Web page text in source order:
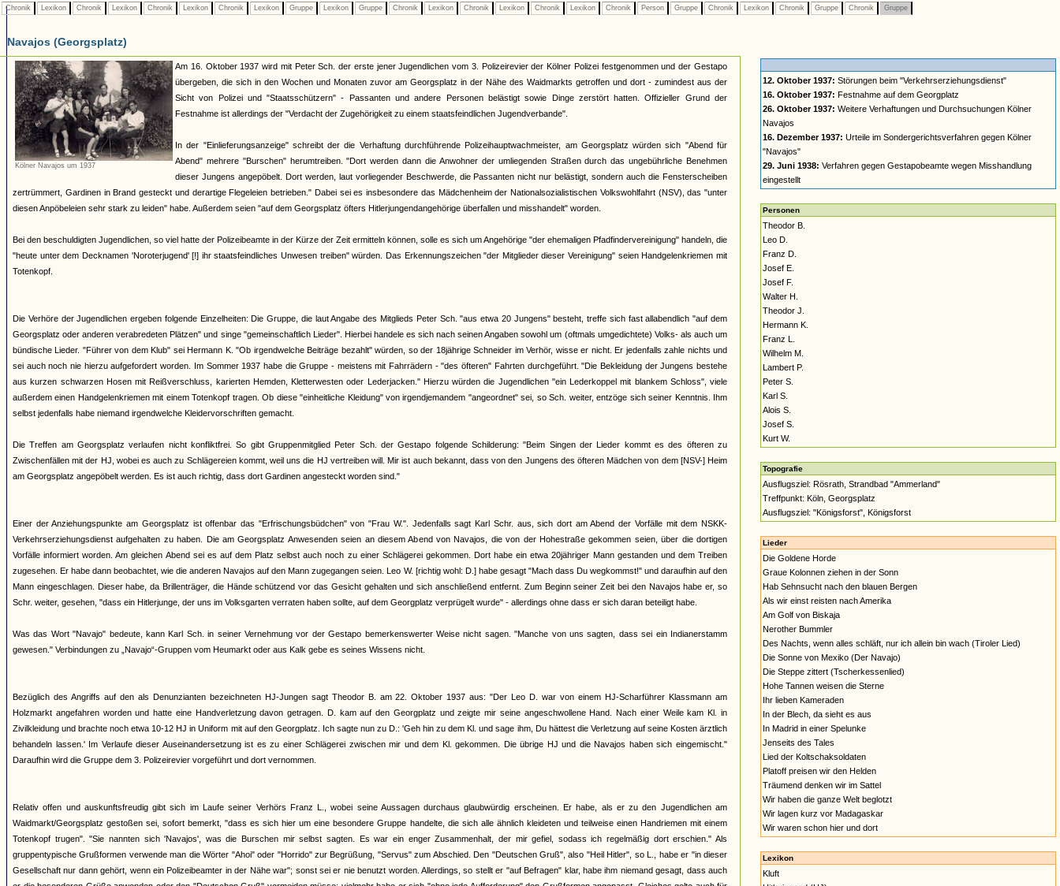
Chronik Lexikon Chronik Lexikon Chronik Lexikon Chronik Lexikon Gruppe Lexikon Gruppe Chronik Lexikon Chronik Lexikon Chronik Lexikon Chronik Person Gruppe Chronik Lexikon Chronik Gruppe Chronik Gruppe
Navajos (Georgsplatz)
Kölner Navajos um 1937
Am 16. Oktober 1937 wird mit Peter Sch. der erste jener Jugendlichen vom 3. Polizeirevier der Kölner Polizei festgenommen und der Gestapo
übergeben, die sich in den Wochen und Monaten zuvor am Georgsplatz in der Nähe des Waidmarkts getroffen und dort - zumindest aus der
Sicht von Polizei und "Staatsschützern" - Passanten und andere Personen belästigt sowie Dinge zerstört hatten. Offizieller Grund der
Festnahme ist allerdings der "Verdacht der Zugehörigkeit zu einem staatsfeindlichen Jugendverbande".
In der "Einlieferungsanzeige" schreibt der die Verhaftung durchführende Polizeihauptwachmeister, am Georgsplatz würden sich "Abend für
Abend" mehrere "Burschen" herumtreiben. "Dort werden dann die Anwohner der umliegenden Straßen durch das ungebührliche Benehmen
dieser Jungens angepöbelt. Dort werden, laut vorliegender Beschwerde, die Passanten nicht nur belästigt, sondern auch die Fensterscheiben
zertrümmert, Gardinen in Brand gesteckt und derartige Flegeleien betrieben." Dabei sei es insbesondere das Mädchenheim der Nationalsozialistischen Volkswohlfahrt (NSV), das "unter
diesen Anpöbeleien sehr stark zu leiden" habe. Außerdem seien "auf dem Georgsplatz öfters Hitlerjungendangehörige überfallen und misshandelt" worden.
Bei den beschuldigten Jugendlichen, so viel hatte der Polizeibeamte in der Kürze der Zeit ermitteln können, solle es sich um Angehörige "der ehemaligen Pfadfindervereinigung" handeln, die
"heute unter dem Decknamen 'Noroterjugend' [!] ihr staatsfeindliches Unwesen treiben" würden. Das Erkennungszeichen "der Mitglieder dieser Vereinigung" seien Handgelenkriemen mit
Totenkopf.
Die Verhöre der Jugendlichen ergeben folgende Einzelheiten: Die Gruppe, die laut Angabe des Mitglieds Peter Sch. "aus etwa 20 Jungens" besteht, treffe sich fast allabendlich "auf dem
Georgsplatz oder anderen verabredeten Plätzen" und singe "gemeinschaftlich Lieder". Hierbei handele es sich nach seinen Angaben sowohl um (oftmals umgedichtete) Volks- als auch um
bündische Lieder. "Führer von dem Klub" sei Hermann K. "Ob irgendwelche Beiträge bezahlt" würden, so der 18jährige Schneider im Verhör, wisse er nicht. Er jedenfalls zahle nichts und
sei auch noch nie hierzu aufgefordert worden. Im Sommer 1937 habe die Gruppe - meistens mit Fahrrädern - "des öfteren" Fahrten durchgeführt. "Die Bekleidung der Jungens bestehe
aus kurzen schwarzen Hosen mit Reißverschluss, karierten Hemden, Kletterwesten oder Lederjacken." Hierzu würden die Jugendlichen "ein Lederkoppel mit blankem Schloss", viele
außerdem einen Handgelenkriemen mit einem Totenkopf tragen. Ob diese "einheitliche Kleidung" von irgendjemandem "angeordnet" sei, so Sch. weiter, entzöge sich seiner Kenntnis. Ihm
selbst jedenfalls habe niemand irgendwelche Kleidervorschriften gemacht.
Die Treffen am Georgsplatz verlaufen nicht konfliktfrei. So gibt Gruppenmitglied Peter Sch. der Gestapo folgende Schilderung: "Beim Singen der Lieder kommt es des öfteren zu
Zwischenfällen mit der HJ, wobei es auch zu Schlägereien kommt, weil uns die HJ vertreiben will. Mir ist auch bekannt, dass von den Jungens des öfteren Mädchen von dem [NSV-] Heim
am Georgsplatz angepöbelt werden. Es ist auch richtig, dass dort Gardinen angesteckt worden sind."
Einer der Anziehungspunkte am Georgsplatz ist offenbar das "Erfrischungsbüdchen" von "Frau W.". Jedenfalls sagt Karl Schr. aus, sich dort am Abend der Vorfälle mit dem NSKK-
Verkehrserziehungsdienst aufgehalten zu haben. Die am Georgsplatz Anwesenden seien an diesem Abend von Navajos, die von der Hohestraße gekommen seien, über die dortigen
Vorfälle informiert worden. Am gleichen Abend sei es auf dem Platz selbst auch noch zu einer Schlägerei gekommen. Dort habe ein etwa 20jähriger Mann gestanden und dem Treiben
zugesehen. Er habe dann beobachtet, wie die anderen Navajos auf den Mann zugegangen seien. Leo W. [richtig wohl: D.] habe gesagt "Mach dass Du wegkommst!" und daraufhin auf den
Mann eingeschlagen. Dieser habe, da Brillenträger, die Hände schützend vor das Gesicht gehalten und sich anschließend entfernt. Zum Beginn seiner Zeit bei den Navajos habe er, so
Schr. weiter, gesehen, "dass ein Hitlerjunge, der uns im Volksgarten verraten haben sollte, auf dem Georgplatz verprügelt wurde" - allerdings ohne dass er sich daran beteiligt habe.
Was das Wort "Navajo" bedeute, kann Karl Sch. in seiner Vernehmung vor der Gestapo bemerkenswerter Weise nicht sagen. "Manche von uns sagten, dass sei ein Indianerstamm
gewesen." Verbindungen zu „Navajo“-Gruppen vom Heumarkt oder aus Kalk gebe es seines Wissens nicht.
Bezüglich des Angriffs auf den als Denunzianten bezeichneten HJ-Jungen sagt Theodor B. am 22. Oktober 1937 aus: "Der Leo D. war von einem HJ-Scharführer Klassmann am
Holzmarkt angefahren worden und hatte eine Handverletzung davon getragen. D. kam auf den Georgplatz und zeigte mir seine angeschwollene Hand. Nach einer Weile kam Kl. in
Zivilkleidung und brachte noch etwa 10-12 HJ in Uniform mit auf den Georgplatz. Ich sagte nun zu D.: 'Geh hin zu dem Kl. und sage ihm, Du hättest die Verletzung auf seine Kosten ärztlich
behandeln lassen.' Im Verlaufe dieser Auseinandersetzung ist es zu einer Schlägerei zwischen mir und dem Kl. gekommen. Die übrige HJ und die Navajos haben sich eingemischt."
Daraufhin wird die Gruppe dem 3. Polizeirevier vorgeführt und dort vernommen.
Relativ offen und auskunftsfreudig gibt sich im Laufe seiner Verhörs Franz L., wobei seine Aussagen durchaus glaubwürdig erscheinen. Er habe, als er zu den Jugendlichen am
Waidmarkt/Georgsplatz gestoßen sei, sofort bemerkt, "dass es sich hier um eine besondere Gruppe handelte, die sich alle ähnlich kleideten und teilweise einen Handriemen mit einem
Totenkopf trugen". "Sie nannten sich 'Navajos', was die Burschen mir selbst sagten. Es war ein enger Zusammenhalt, der mir gefiel, sodass ich regelmäßig dort erschien." Als
gruppentypische Grußformen verwende man die Wörter "Ahoi" oder "Horrido" zur Begrüßung, "Servus" zum Abschied. Den "Deutschen Gruß", also "Heil Hitler", so L., habe er "in dieser
Gesellschaft nur dann gehört, wenn ein Polizeibeamter in der Nähe war"; sonst sei er nie benutzt worden. Allerdings, so stellt er "auf Befragen" klar, habe ihm niemand gesagt, dass auch
12. Oktober 1937: Störungen beim "Verkehrserziehungsdienst"
16. Oktober 1937: Festnahme auf dem Georgplatz
26. Oktober 1937: Weitere Verhaftungen und Durchsuchungen Kölner
Navajos
16. Dezember 1937: Urteile im Sondergerichtsverfahren gegen Kölner
"Navajos"
29. Juni 1938: Verfahren gegen Gestapobeamte wegen Misshandlung
eingestellt
Personen
Theodor B.
Leo D.
Franz D.
Josef E.
Josef F.
Walter H.
Theodor J.
Hermann K.
Franz L.
Wilhelm M.
Lambert P.
Peter S.
Karl S.
Alois S.
Josef S.
Kurt W.
Topografie
Ausflugsziel: Rösrath, Strandbad "Ammerland"
Treffpunkt: Köln, Georgsplatz
Ausflugsziel: "Königsforst", Königsforst
Lieder
Die Goldene Horde
Graue Kolonnen ziehen in der Sonn
Hab Sehnsucht nach den blauen Bergen
Als wir einst reisten nach Amerika
Am Golf von Biskaja
Nerother Bummler
Des Nachts, wenn alles schläft, nur ich allein bin wach (Tiroler Lied)
Die Sonne von Mexiko (Der Navajo)
Die Steppe zittert (Tscherkessenlied)
Hohe Tannen weisen die Sterne
Ihr lieben Kameraden
In der Blech, da sieht es aus
In Madrid in einer Spelunke
Jenseits des Tales
Lied der Koltschaksoldaten
Platoff preisen wir den Helden
Träumend denken wir im Sattel
Wir haben die ganze Welt beglotzt
Wir lagen kurz vor Madagaskar
Wir waren schon hier und dort
Lexikon
Kluft